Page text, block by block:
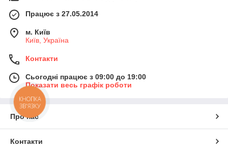
Працює з 27.05.2014
м. Київ
Київ, Україна
Контакти
Сьогодні працює з 09:00 до 19:00
Показати весь графік роботи
Про нас
Контакти
КНОПКА
ЗВ'ЯЗКУ